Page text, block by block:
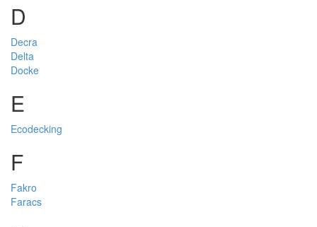
D
Decra
Delta
Docke
E
Ecodecking
F
Fakro
Faracs